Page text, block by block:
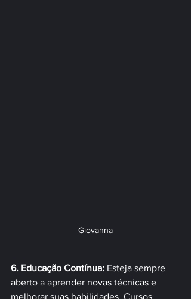
Giovanna
6. Educação Contínua: Esteja sempre
aberto a aprender novas técnicas e
melhorar suas habilidades. Cursos